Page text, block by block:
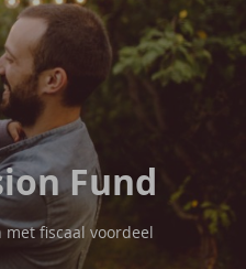
Fund
fiscaal voordeel